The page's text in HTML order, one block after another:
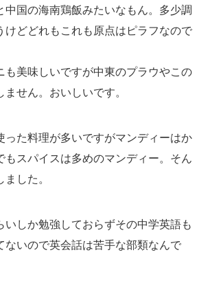
中国の海南鶏飯みたいなもん。多少調
けどどれもこれも原点はピラフなので
も美味しいですが中東のプラウやこの
せん。おいしいです。
った料理が多いですがマンディーはか
もスパイスは多めのマンディー。そん
した。
いしか勉強しておらずその中学英語も
ないので英会話は苦手な部類なんで